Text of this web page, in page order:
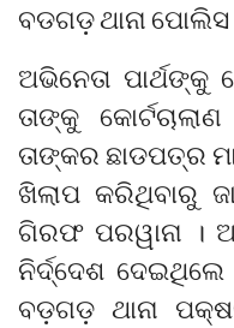
ବଡଗଡ଼ ଥାନା ପୋଲିସ
ଅଭିନେତା
ତାଙ୍କୁ
ତାଙ୍କର ଛାଡପତ୍ର
ଖିଲାପ କରିଥିବାରୁ
ଗିରଫ ପରୱାନା ।
ନିର୍ଦ୍ଦେଶ
ବଡ଼ଗଡ଼ ଥାନା